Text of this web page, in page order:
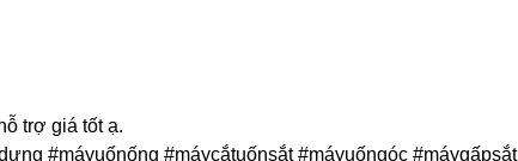
trợ giá tốt ạ.
#máyuốnống #máycắtuốnsắt #máyuốngóc #máygấpsắt